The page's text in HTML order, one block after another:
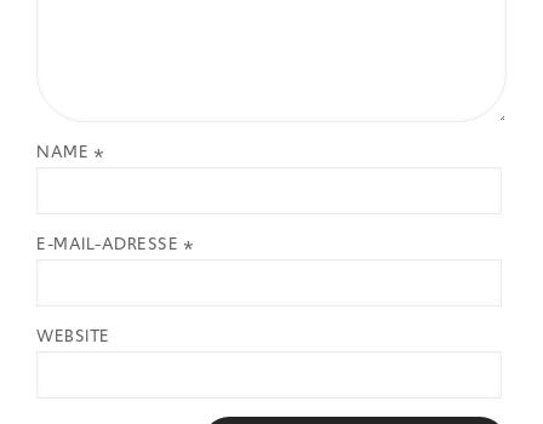
NAME *
E-MAIL-ADRESSE *
WEBSITE